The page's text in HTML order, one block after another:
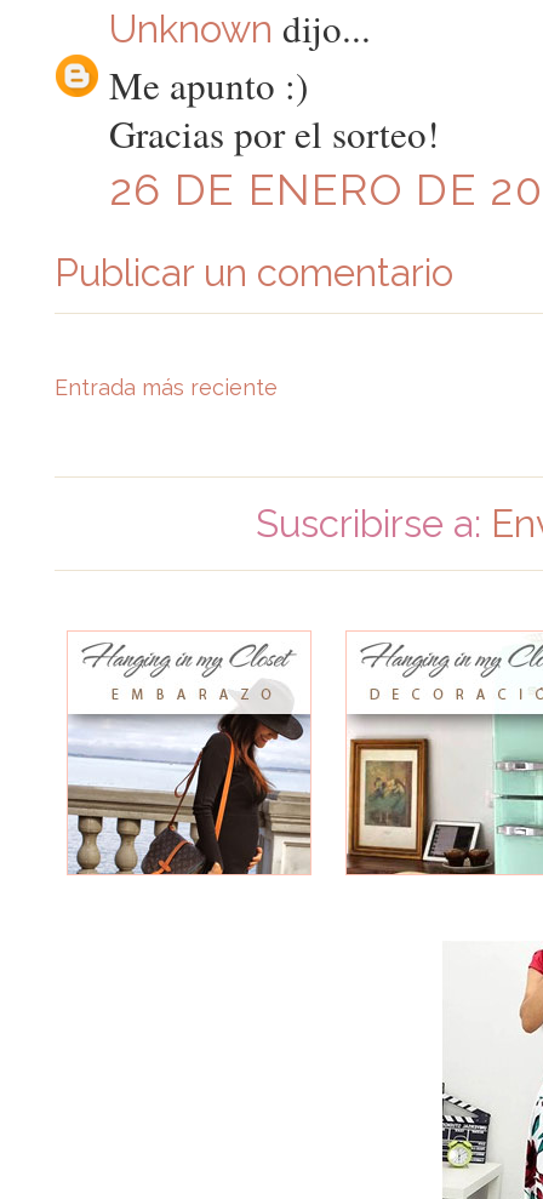
Unknown dijo...
Me apunto :)
Gracias por el sorteo!
26 DE ENERO DE
Publicar un comentario
Entrada más reciente
Suscribirse a: